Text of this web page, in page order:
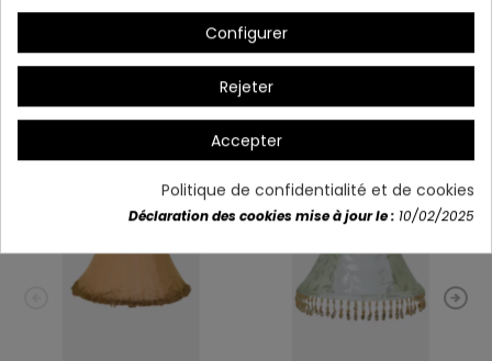
Détails du produit
Vous aimerez aussi
Configurer
Rejeter
Accepter
Politique de confidentialité et de cookies
Déclaration des cookies mise à jour le : 10/02/2025